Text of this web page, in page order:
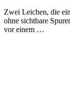
Zwei Leichen, die
ohne sichtbare
vor einem …